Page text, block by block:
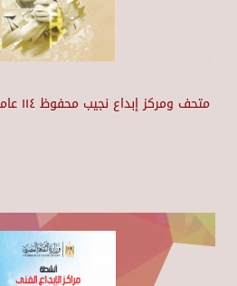
متحف ومركز إبداع نجيب محفوظ ١١٤ عاماً على ميلاد صاحب الثلاثية